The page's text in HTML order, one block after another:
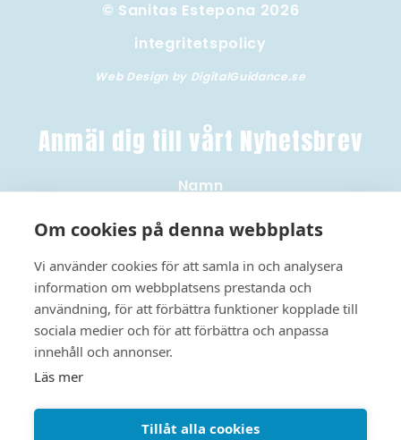
© Sanitas Estepona 2026
integritetspolicy
Web Design by DigitalGuidance.se
Anmäl dig till vårt Nyhetsbrev
Namn
Email
Om cookies på denna webbplats
Vi använder cookies för att samla in och analysera
information om webbplatsens prestanda och
användning, för att förbättra funktioner kopplade till
sociala medier och för att förbättra och anpassa
innehåll och annonser.
Läs mer
Tillåt alla cookies